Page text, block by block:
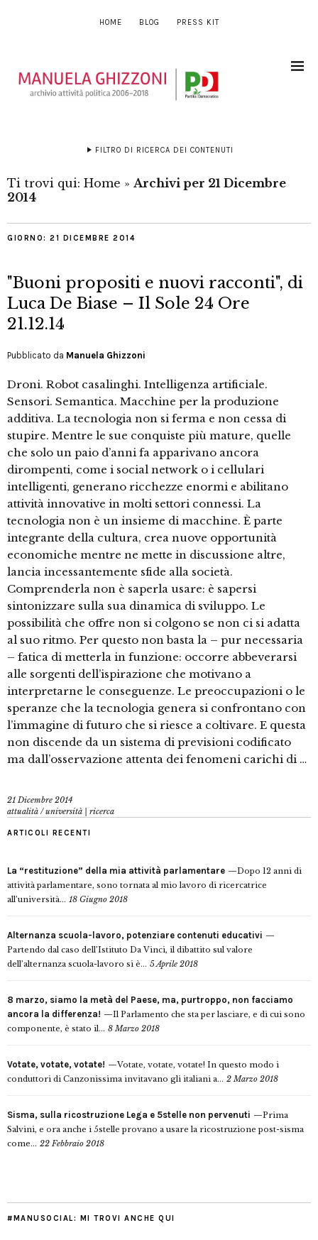
HOME BLOG PRESS KIT
FILTRO DI RICERCA DEI CONTENUTI
Ti trovi qui: Home » Archivi per 21 Dicembre
2014
GIORNO: 21 DICEMBRE 2014
"Buoni propositi e nuovi racconti", di
Luca De Biase – Il Sole 24 Ore
21.12.14
Pubblicato da Manuela Ghizzoni
Droni. Robot casalinghi. Intelligenza artificiale.
Sensori. Semantica. Macchine per la produzione
additiva. La tecnologia non si ferma e non cessa di
stupire. Mentre le sue conquiste più mature, quelle
che solo un paio d’anni fa apparivano ancora
dirompenti, come i social network o i cellulari
intelligenti, generano ricchezze enormi e abilitano
attività innovative in molti settori connessi. La
tecnologia non è un insieme di macchine. È parte
integrante della cultura, crea nuove opportunità
economiche mentre ne mette in discussione altre,
lancia incessantemente sfide alla società.
Comprenderla non è saperla usare: è sapersi
sintonizzare sulla sua dinamica di sviluppo. Le
possibilità che offre non si colgono se non ci si adatta
al suo ritmo. Per questo non basta la – pur necessaria
– fatica di metterla in funzione: occorre abbeverarsi
alle sorgenti dell’ispirazione che motivano a
interpretarne le conseguenze. Le preoccupazioni o le
speranze che la tecnologia genera si confrontano con
l’immagine di futuro che si riesce a coltivare. E questa
non discende da un sistema di previsioni codificato
ma dall’osservazione attenta dei fenomeni carichi di …
21 Dicembre 2014
attualità /università | ricerca
ARTICOLI RECENTI
La “restituzione” della mia attività parlamentare
Dopo 12 anni di
attività parlamentare, sono tornata al mio lavoro di ricercatrice
all’università... 18 Giugno 2018
Alternanza scuola-lavoro, potenziare contenuti educativi
Partendo dal caso dell’Istituto Da Vinci, il dibattito sul valore
dell’alternanza scuola-lavoro si è... 5 Aprile 2018
8 marzo, siamo la metà del Paese, ma, purtroppo, non facciamo
ancora la differenza!
Il Parlamento che sta per lasciare, e di cui sono
componente, è stato il... 8 Marzo 2018
Votate, votate, votate!
Votate, votate, votate! In questo modo i
conduttori di Canzonissima invitavano gli italiani a... 2 Marzo 2018
Sisma, sulla ricostruzione Lega e 5stelle non pervenuti
Prima
Salvini, e ora anche i 5stelle provano a usare la ricostruzione post-sisma
come... 22 Febbraio 2018
#MANUSOCIAL: MI TROVI ANCHE QUI